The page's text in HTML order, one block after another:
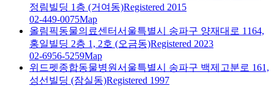
정림빌딩 1층 (거여동)Registered 2015
02-449-0075Map
올림픽동물의료센터서울특별시 송파구 양재대로 1164,
홍일빌딩 2층 1, 2호 (오금동)Registered 2023
02-6956-5259Map
위드펫종합동물병원서울특별시 송파구 백제고분로 161,
성선빌딩 (잠실동)Registered 1997